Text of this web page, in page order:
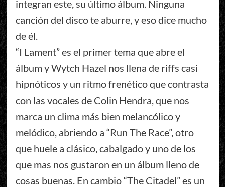
integran este, su último álbum. Ninguna
canción del disco te aburre, y eso dice mucho
de él.
“I Lament” es el primer tema que abre el
álbum y Wytch Hazel nos llena de riffs casi
hipnóticos y un ritmo frenético que contrasta
con las vocales de Colin Hendra, que nos
marca un clima más bien melancólico y
melódico, abriendo a “Run The Race”, otro
que huele a clásico, cabalgado y uno de los
que mas nos gustaron en un álbum lleno de
cosas buenas. En cambio “The Citadel” es un